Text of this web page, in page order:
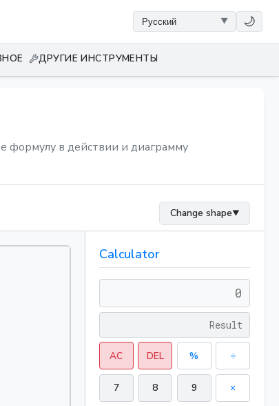
🌙
ДРУГИЕ ИНСТРУМЕНТЫ
формулу в действии и диаграмму
Change shape▼
Calculator
AC DEL % ÷
7 8 9 ×